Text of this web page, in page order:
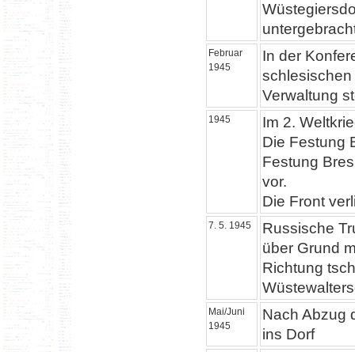
Februar
1945
In der
Verwaltung
1945
Im 2.
Die Festung
Festung
vor.
Die Front
7. 5. 1945
Russische
über Grund
Richtung
Mai/Juni
1945
Nach Abzug
ins Dorf